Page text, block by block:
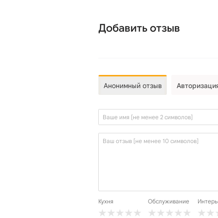
Добавить отзыв
Анонимный отзыв
Кухня Обслуживание